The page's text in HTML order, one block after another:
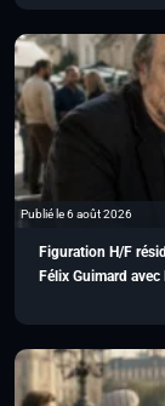
Publié le 6 août 2026
Figuration H/F
Félix Guimard